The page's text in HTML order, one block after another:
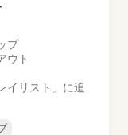
プ
ウト
イリスト」に追